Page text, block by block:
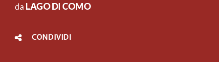
da LAGO DI COMO
CONDIVIDI